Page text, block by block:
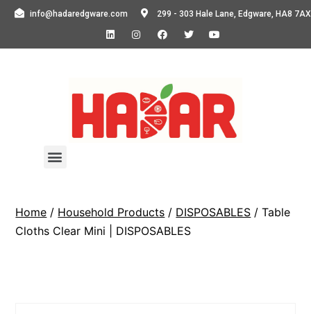
info@hadaredgware.com 299 - 303 Hale Lane, Edgware, HA8 7AX
Home / Household Products / DISPOSABLES / Table
Cloths Clear Mini | DISPOSABLES